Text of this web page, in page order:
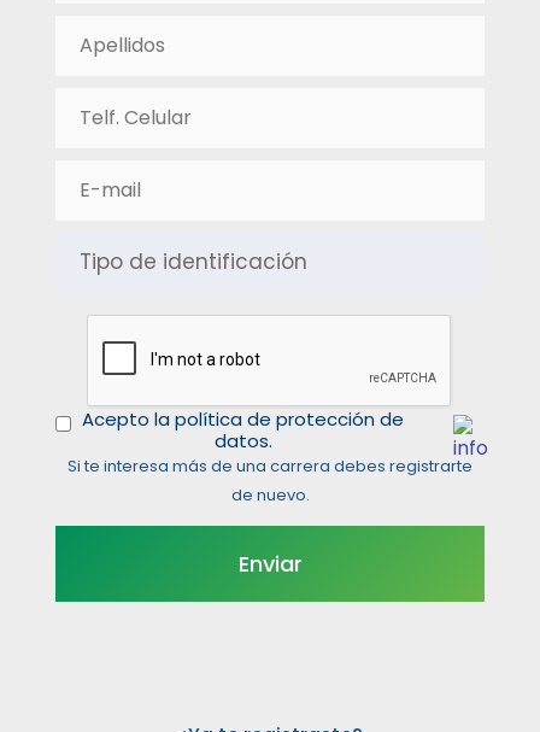
Acepto la política de protección de
datos.
Si te interesa más de una carrera debes registrarte
de nuevo.